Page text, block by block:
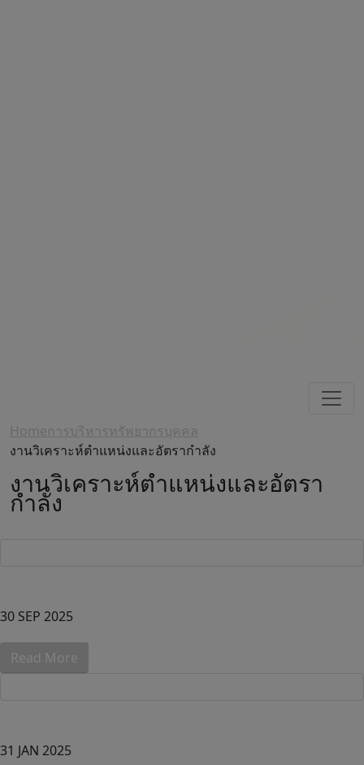
Homeการบริหารทรัพยากรบุคคล
งานวิเคราะห์ตำแหน่งและอัตรากำลัง
งานวิเคราะห์ตำแหน่งและอัตรา
กำลัง
30 SEP 2025
Read More
31 JAN 2025